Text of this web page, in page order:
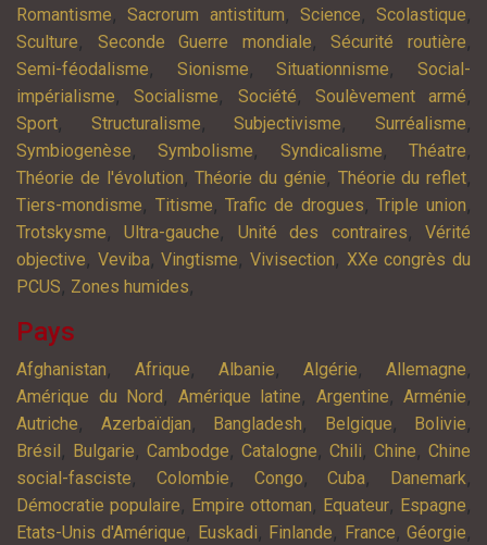
Romantisme,Sacrorum antistitum, Science, Scolastique,
Sculture, Seconde Guerre mondiale,Sécurité routière,
Semi-féodalisme, Sionisme,Situationnisme,Social-
impérialisme,Socialisme, Société, Soulèvement armé,
Sport, Structuralisme,Subjectivisme,Surréalisme,
Symbiogenèse,Symbolisme, Syndicalisme,Théatre,
Théorie de l'évolution,Théorie du génie, Théorie du reflet,
Tiers-mondisme, Titisme,Trafic de drogues,Triple union,
Trotskysme,Ultra-gauche, Unité des contraires,Vérité
objective, Veviba,Vingtisme,Vivisection, XXe congrès du
PCUS, Zones humides,
Pays
Afghanistan, Afrique, Albanie, Algérie, Allemagne,
Amérique du Nord , Amérique latine, Argentine, Arménie,
Autriche, Azerbaïdjan, Bangladesh, Belgique, Bolivie,
Brésil , Bulgarie, Cambodge, Catalogne, Chili, Chine, Chine
social-fasciste, Colombie, Congo,Cuba, Danemark,
Démocratie populaire, Empire ottoman, Equateur, Espagne,
Etats-Unis d'Amérique, Euskadi, Finlande, France,Géorgie,